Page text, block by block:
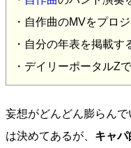
・自作曲のMVをプロ
・自分の年表を掲載す
・デイリーポータルZ
妄想がどんどん膨らん
は決めてあるが、 キャパ